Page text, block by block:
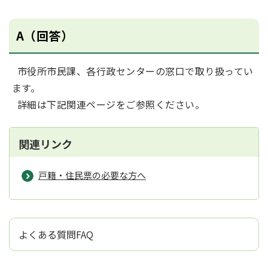
A（回答）
市役所市民課、各行政センターの窓口で取り扱ってい
ます。
詳細は下記関連ページをご参照ください。
関連リンク
戸籍・住民票の必要な方へ
よくある質問FAQ